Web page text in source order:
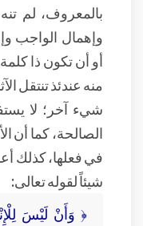
بالمعروف، لم
وإهمال الواجب
أو أن تكون ذا
منه عندئذ تنتقل
شيء آخر؛ لا
الصالحة، كما أن
في فعلها، كذلك
شيئاً لقوله تعالى: